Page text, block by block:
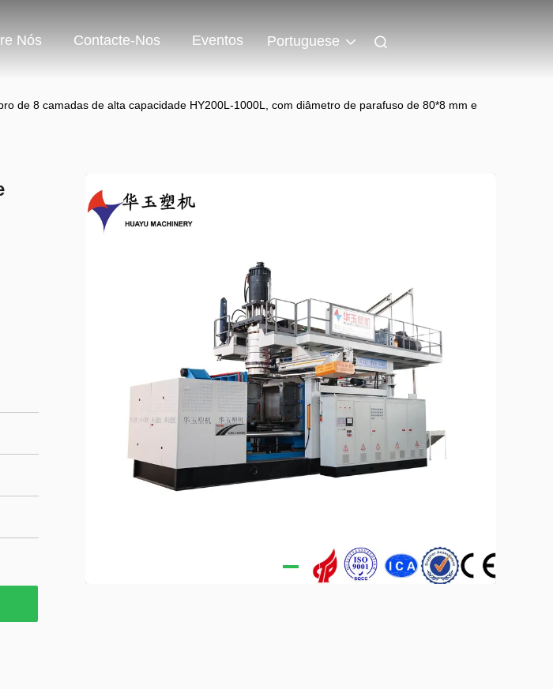
Nós Contacte-Nos Eventos Portuguese
de 8 camadas de alta capacidade HY200L-1000L, com diâmetro de parafuso de 80*8 mm e